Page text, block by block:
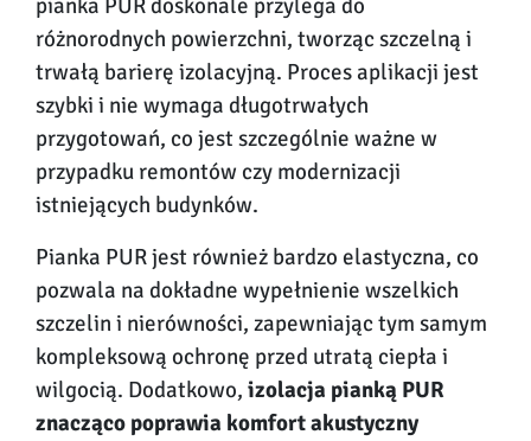
pianka PUR doskonale przylega do
różnorodnych powierzchni, tworząc szczelną i
trwałą barierę izolacyjną. Proces aplikacji jest
szybki i nie wymaga długotrwałych
przygotowań, co jest szczególnie ważne w
przypadku remontów czy modernizacji
istniejących budynków.
Pianka PUR jest również bardzo elastyczna, co
pozwala na dokładne wypełnienie wszelkich
szczelin i nierówności, zapewniając tym samym
kompleksową ochronę przed utratą ciepła i
wilgocią. Dodatkowo, izolacja pianką PUR
znacząco poprawia komfort akustyczny